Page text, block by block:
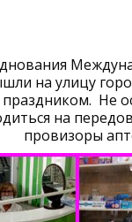
на улицу
Не
на
провизоры